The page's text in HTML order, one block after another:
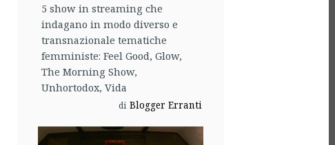
5 show in streaming che
indagano in modo diverso e
transnazionale tematiche
femministe: Feel Good, Glow,
The Morning Show,
Unhortodox, Vida
di Blogger Erranti